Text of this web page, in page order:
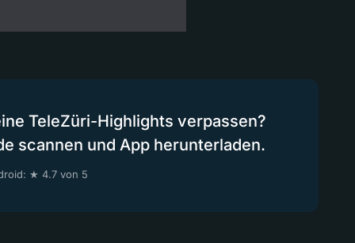
TeleZüri-Highlights verpassen?
scannen und App herunterladen.
★ 4.7 von 5